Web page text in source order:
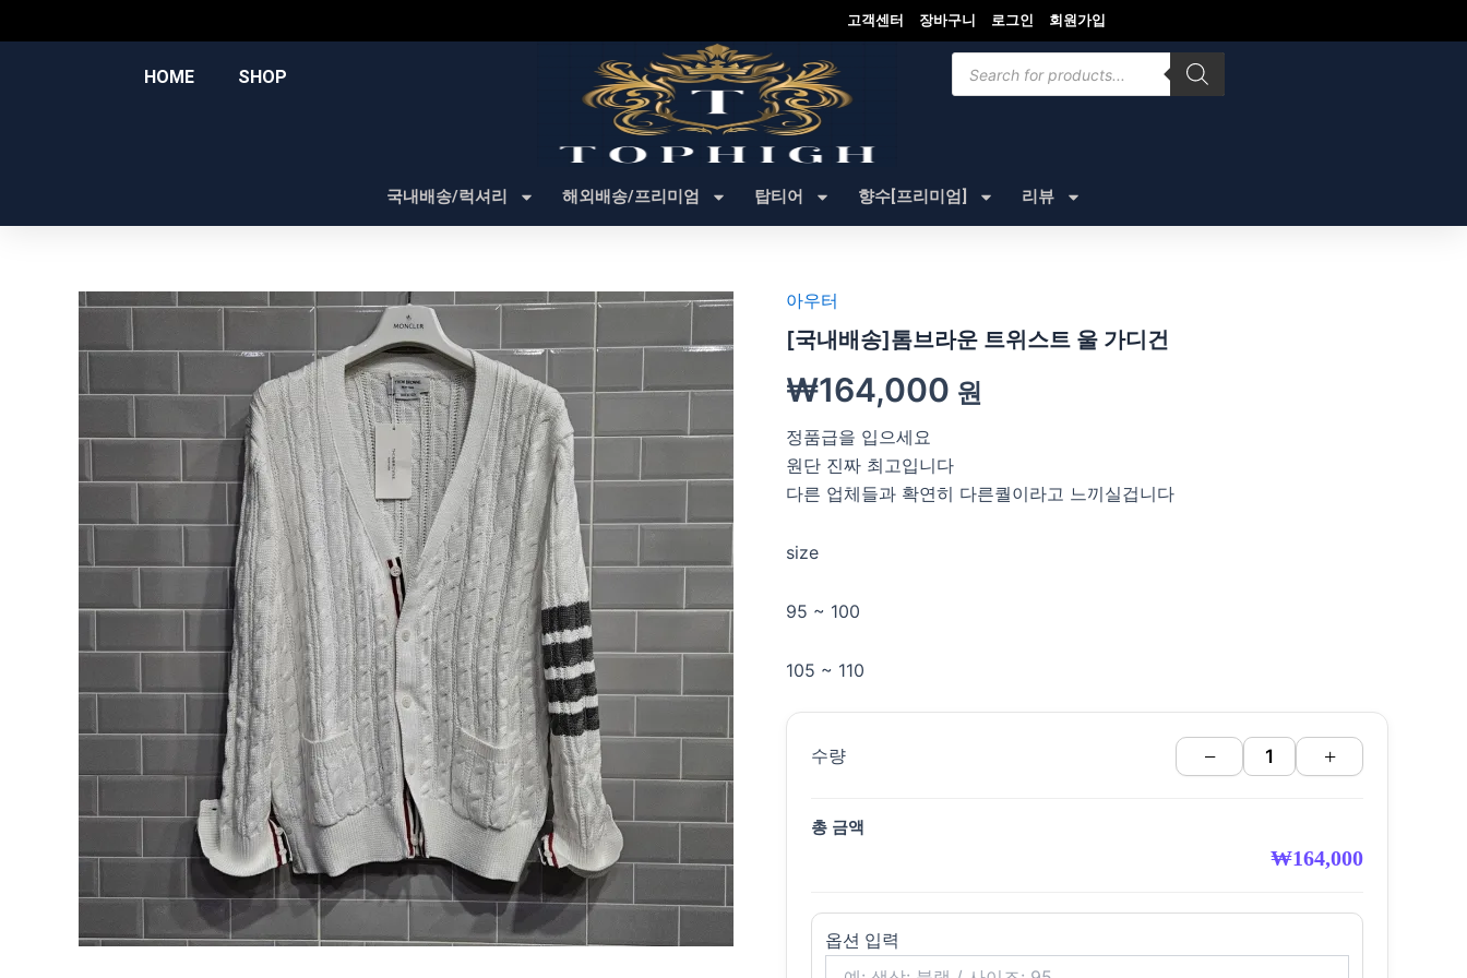
텐
고객센터 장바구니 로그인 회원가입
HOME SHOP
search
국내배송/럭셔리 해외배송/프리미엄 탑티어 향수[프리미엄] 리뷰
아우터
[국내배송]톰브라운 트위스트 울 가디건
₩164,000 원
정품급을 입으세요
원단 진짜 최고입니다
다른 업체들과 확연히 다른퀄이라고 느끼실겁니다
size
95 ~ 100
105 ~ 110
수량 − +
총 금액
₩164,000
옵션 입력